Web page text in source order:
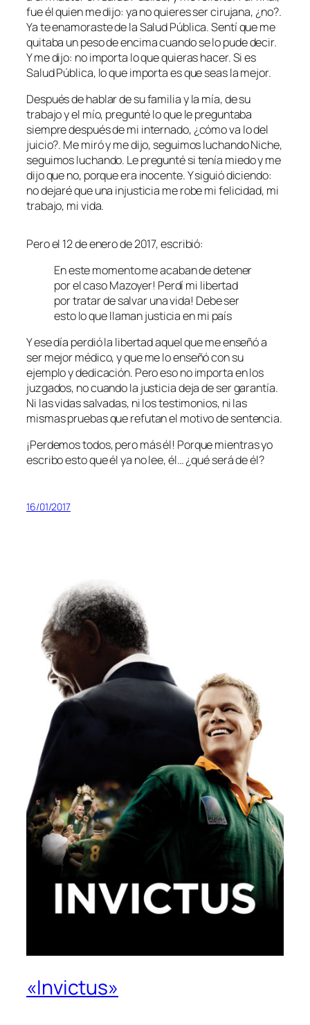
fue él quien me dijo: ya no quieres ser cirujana, ¿no?.
Ya te enamoraste de la Salud Pública. Sentí que me
quitaba un peso de encima cuando se lo pude decir.
Y me dijo: no importa lo que quieras hacer. Si es
Salud Pública, lo que importa es que seas la mejor.
Después de hablar de su familia y la mía, de su
trabajo y el mío, pregunté lo que le preguntaba
siempre después de mi internado, ¿cómo va lo del
juicio?. Me miró y me dijo, seguimos luchando Niche,
seguimos luchando. Le pregunté si tenía miedo y me
dijo que no, porque era inocente. Y siguió diciendo:
no dejaré que una injusticia me robe mi felicidad, mi
trabajo, mi vida.
Pero el 12 de enero de 2017, escribió:
En este momento me acaban de detener
por el caso Mazoyer! Perdí mi libertad
por tratar de salvar una vida! Debe ser
esto lo que llaman justicia en mi país
Y ese día perdió la libertad aquel que me enseñó a
ser mejor médico, y que me lo enseñó con su
ejemplo y dedicación. Pero eso no importa en los
juzgados, no cuando la justicia deja de ser garantía.
Ni las vidas salvadas, ni los testimonios, ni las
mismas pruebas que refutan el motivo de sentencia.
¡Perdemos todos, pero más él! Porque mientras yo
escribo esto que él ya no lee, él… ¿qué será de él?
16/01/2017
«Invictus»